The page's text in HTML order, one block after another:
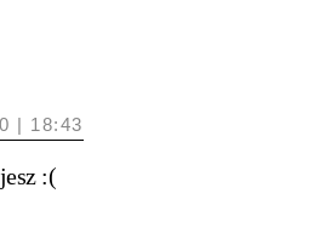
| 18:43
:(